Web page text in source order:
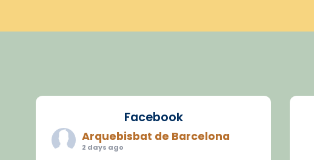
Facebook
Arquebisbat de Barcelona
2 days ago